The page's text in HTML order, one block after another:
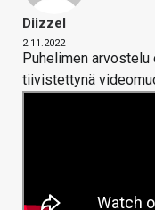
Diizzel
2.11.2022
Puhelimen
tiivistettynä